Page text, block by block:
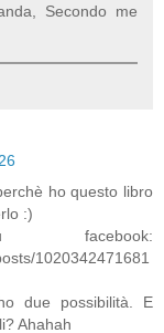
Secondo me
ho questo libro
:)
1020342471681
due possibilità. E
Ahahah